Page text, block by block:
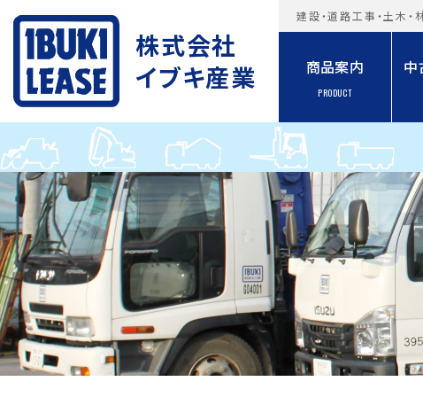
株式会社
イブキ産業
建設・道路工事・土木
商品案内
PRODUCT
中